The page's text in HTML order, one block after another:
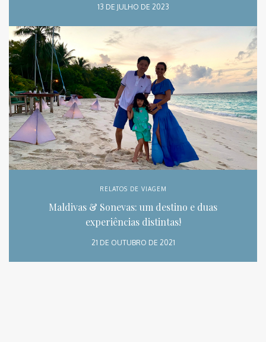
13 DE JULHO DE 2023
RELATOS DE VIAGEM
Maldivas & Sonevas: um destino e duas
experiências distintas!
21 DE OUTUBRO DE 2021